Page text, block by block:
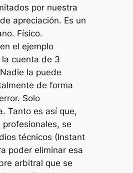
por nuestra
apreciación. Es un
Físico.
el ejemplo
cuenta de 3
la puede
de forma
Solo
Tanto es así que,
profesionales, se
técnicos (Instant
poder eliminar esa
arbitral que se